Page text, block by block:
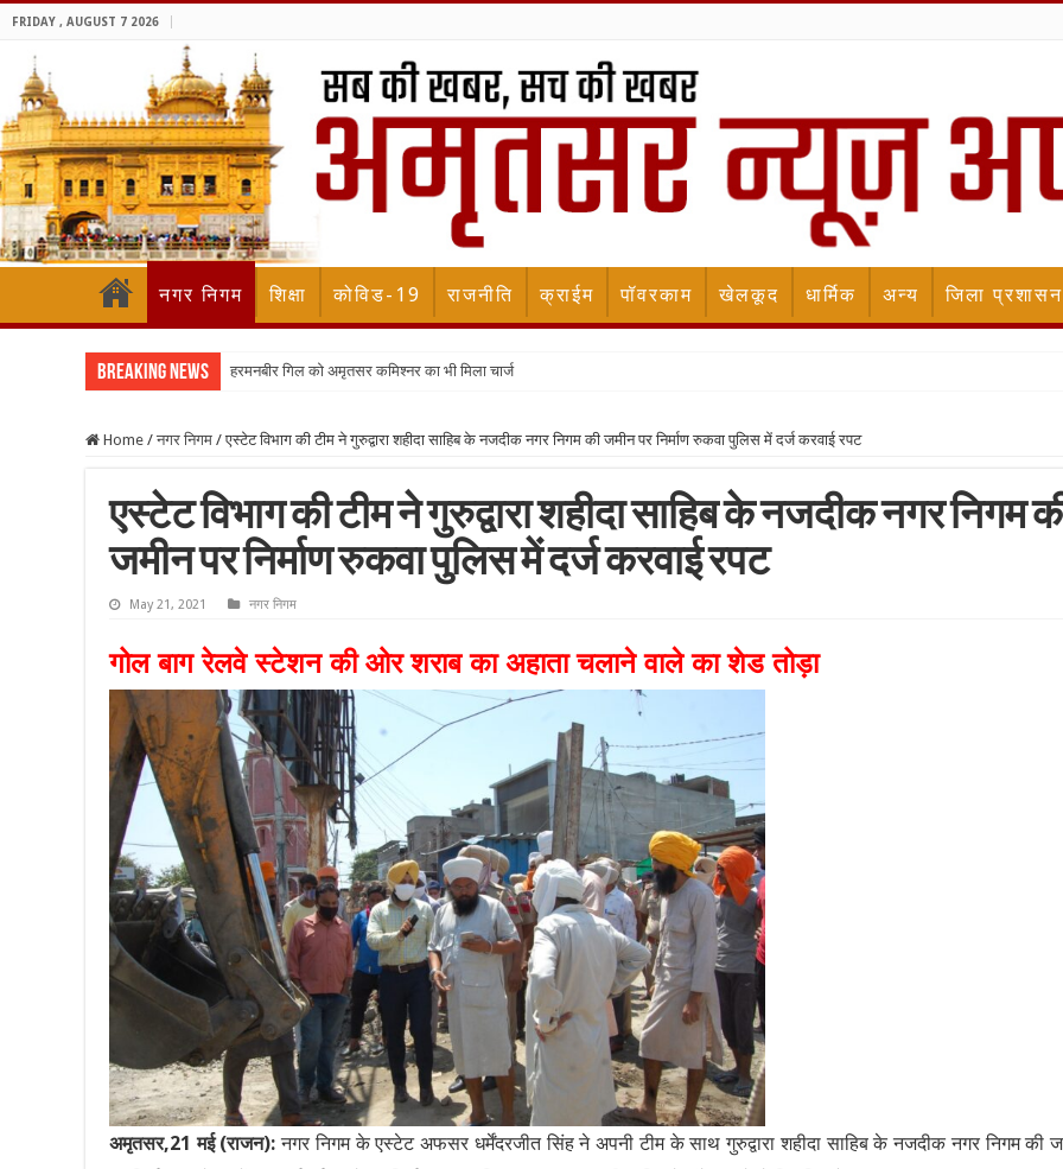
FRIDAY , AUGUST 7 2026
नगर निगम शिक्षा कोविड-19 राजनीति क्राईम पॉवरकाम खेलकूद धार्मिक अन्य जिला प्रशासन
Breaking News हरमनबीर गिल को अमृतसर कमिश्नर का भी मिला चार्ज
Home / नगर निगम / एस्टेट विभाग की टीम ने गुरुद्वारा शहीदा साहिब के नजदीक नगर निगम की जमीन पर निर्माण रुकवा पुलिस में दर्ज करवाई रपट
एस्टेट विभाग की टीम ने गुरुद्वारा शहीदा साहिब के नजदीक नगर निगम
जमीन पर निर्माण रुकवा पुलिस में दर्ज करवाई रपट
May 21, 2021 नगर निगम
गोल बाग रेलवे स्टेशन की ओर शराब का अहाता चलाने वाले का शेड तोड़ा
अमृतसर,21 मई (राजन): नगर निगम के एस्टेट अफसर धर्मेंदरजीत सिंह ने अपनी टीम के साथ गुरुद्वारा शहीदा साहिब के नजदीक नगर निगम की